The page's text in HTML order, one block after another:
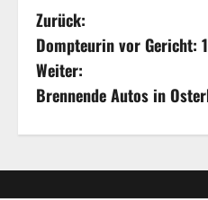
Zurück:
Dompteurin vor Gericht:
Weiter:
Brennende Autos in